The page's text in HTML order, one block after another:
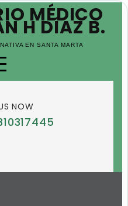
MÉDICO
H DÍAZ B.
EN SANTA MARTA
NOW